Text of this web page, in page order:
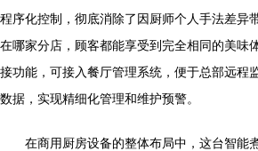
程序化控制，彻底消除了因厨师个人手法差异
在哪家分店，顾客都能享受到完全相同的美味
接功能，可接入餐厅管理系统，便于总部远程
数据，实现精细化管理和维护预警。
在商用厨房设备的整体布局中，这台智能